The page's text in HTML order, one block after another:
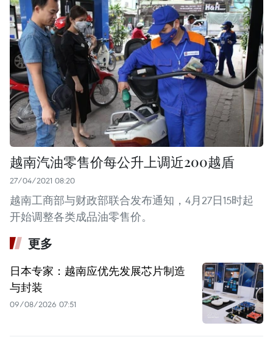
越南汽油零售价每公升上调近200越盾
27/04/2021 08:20
越南工商部与财政部联合发布通知，4月27日15时起
开始调整各类成品油零售价。
更多
日本专家：越南应优先发展芯片制造
与封装
09/08/2026 07:51